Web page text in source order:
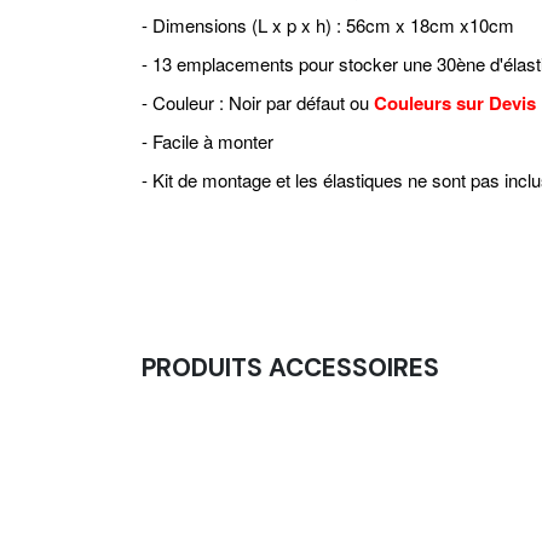
- Dimensions (L x p x h) : 56cm x 18cm x10cm
- 13 emplacements pour stocker une 30ène
- Couleur : Noir par défaut ouCouleurs sur Devis
- Facile à monter
- Kit de montage et les élastiques ne sont pas
PRODUITS ACCESSOIRES